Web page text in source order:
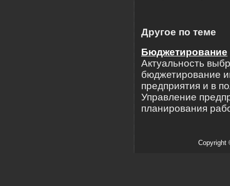
Другое по теме
Бюджетирование
Актуальность
бюджетирование
предприятия и в
Управление
планирования
Copyright